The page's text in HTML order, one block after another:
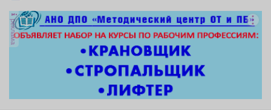
реклама